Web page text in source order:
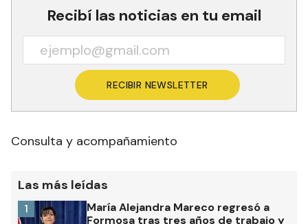
Recibí las noticias en tu email
RECIBIR NEWSLETTER
Consulta y acompañamiento
Las más leídas
María Alejandra Mareco regresó a
Formosa tras tres años de trabajo y
1